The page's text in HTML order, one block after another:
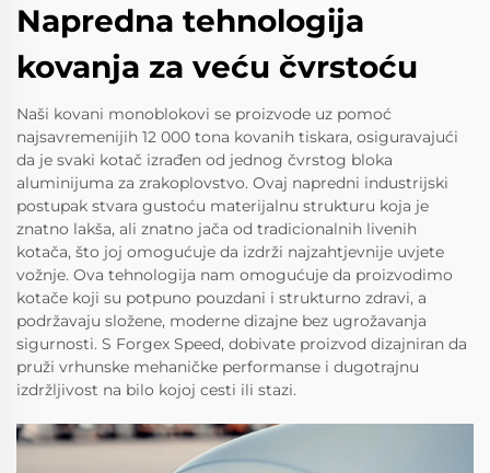
Napredna tehnologija
kovanja za veću čvrstoću
Naši kovani monoblokovi se proizvode uz pomoć
najsavremenijih 12 000 tona kovanih tiskara, osiguravajući
da je svaki kotač izrađen od jednog čvrstog bloka
aluminijuma za zrakoplovstvo. Ovaj napredni industrijski
postupak stvara gustoću materijalnu strukturu koja je
znatno lakša, ali znatno jača od tradicionalnih livenih
kotača, što joj omogućuje da izdrži najzahtjevnije uvjete
vožnje. Ova tehnologija nam omogućuje da proizvodimo
kotače koji su potpuno pouzdani i strukturno zdravi, a
podržavaju složene, moderne dizajne bez ugrožavanja
sigurnosti. S Forgex Speed, dobivate proizvod dizajniran da
pruži vrhunske mehaničke performanse i dugotrajnu
izdržljivost na bilo kojoj cesti ili stazi.